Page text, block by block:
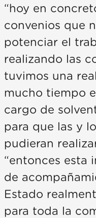
“hoy en
convenios que
potenciar el
realizando las
tuvimos una
mucho tiempo
cargo de
para que las y
pudieran
“entonces esta
de
Estado
para toda la